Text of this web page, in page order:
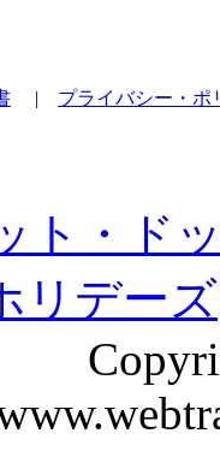
| プライバシー・ポ
ト・ド
リデーズ